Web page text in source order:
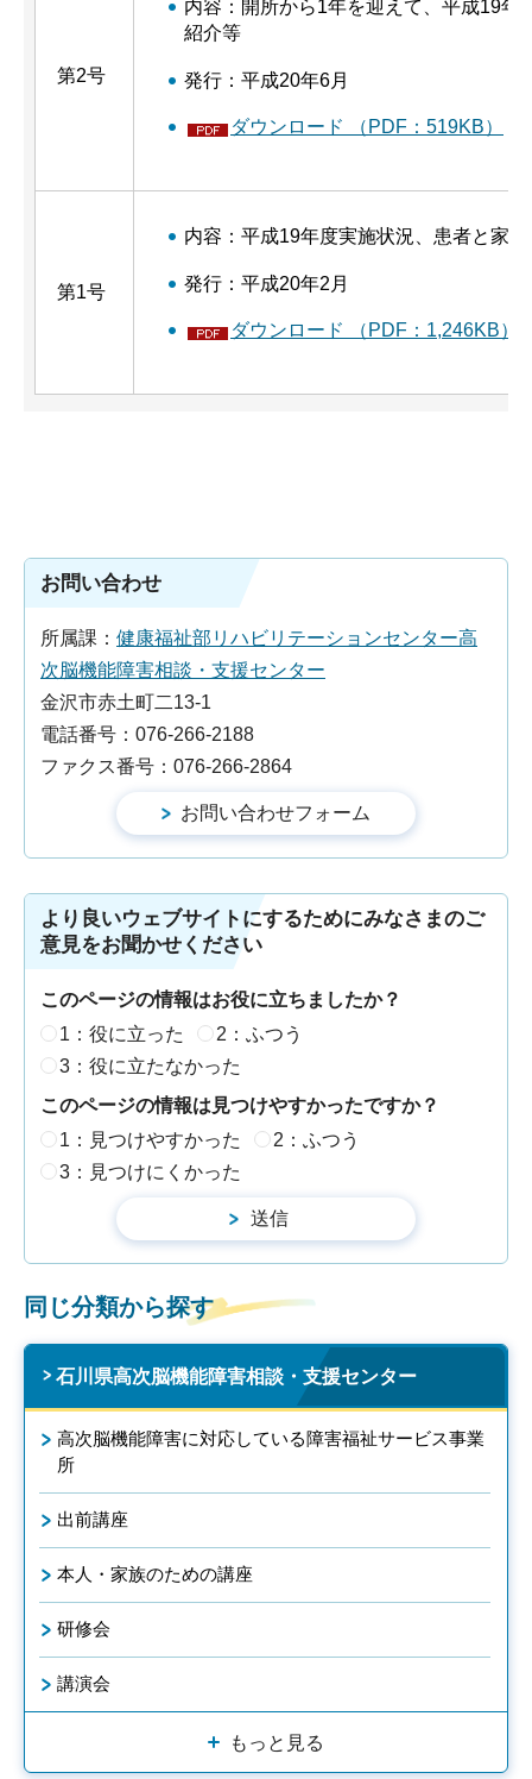
第2号
内容：開所から1年を迎えて、平成19年
紹介等
発行：平成20年6月
ダウンロード （PDF：519KB）
第1号
内容：平成19年度実施状況、患者と家
発行：平成20年2月
ダウンロード （PDF：1,246KB）
お問い合わせ
所属課： 健康福祉部リハビリテーションセンター高
次脳機能障害相談・支援センター
金沢市赤土町二13-1
電話番号：076-266-2188
ファクス番号：076-266-2864
より良いウェブサイトにするためにみなさまのご
意見をお聞かせください
このページの情報はお役に立ちましたか？
1：役に立った
2：ふつう
3：役に立たなかった
このページの情報は見つけやすかったですか？
1：見つけやすかった
2：ふつう
3：見つけにくかった
同じ分類から探す
石川県高次脳機能障害相談・支援センター
高次脳機能障害に対応している障害福祉サービス事業
所
出前講座
本人・家族のための講座
研修会
講演会
もっと見る